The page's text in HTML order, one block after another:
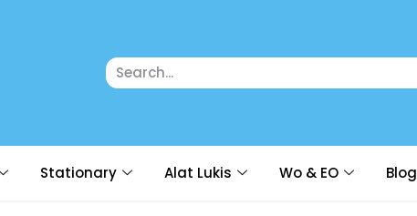
Stationary Alat Lukis Wo & EO Blog